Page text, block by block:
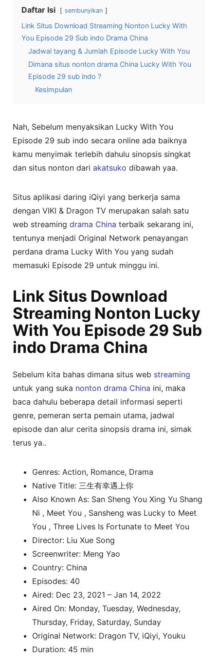
Daftar Isi sembunyikan
Link Situs Download Streaming Nonton Lucky With
You Episode 29 Sub indo Drama China
Jadwal tayang & Jumlah Episode Lucky With You
Dimana situs nonton drama China Lucky With You
Episode 29 sub indo ?
Kesimpulan
Nah, Sebelum menyaksikan Lucky With You
Episode 29 sub indo secara online ada baiknya
kamu menyimak terlebih dahulu sinopsis singkat
dan situs nonton dariakatsuko dibawah yaa.
Situs aplikasi daring iQiyi yang berkerja sama
dengan VIKI & Dragon TV merupakan salah satu
web streamingdrama China terbaik sekarang ini,
tentunya menjadi Original Network penayangan
perdana drama Lucky With You yang sudah
memasuki Episode 29 untuk minggu ini.
Link Situs Download
Streaming Nonton Lucky
With You Episode 29 Sub
indo Drama China
Sebelum kita bahas dimana situs web streaming
untuk yang suka nonton drama China ini, maka
baca dahulu beberapa detail informasi seperti
genre, pemeran serta pemain utama, jadwal
episode dan alur cerita sinopsis drama ini, simak
terus ya..
Genres: Action, Romance, Drama
Native Title: 三生有幸遇上你
Also Known As: San Sheng You Xing Yu Shang
Ni , Meet You , Sansheng was Lucky to Meet
You , Three Lives Is Fortunate to Meet You
Director: Liu Xue Song
Screenwriter: Meng Yao
Country: China
Episodes: 40
Aired: Dec 23, 2021 – Jan 14, 2022
Aired On: Monday, Tuesday, Wednesday,
Thursday, Friday, Saturday, Sunday
Original Network: Dragon TV, iQiyi, Youku
Duration: 45 min